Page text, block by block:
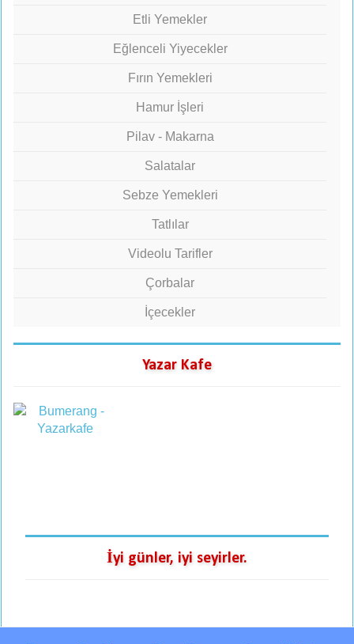
Etli Yemekler
Eğlenceli Yiyecekler
Fırın Yemekleri
Hamur İşleri
Pilav - Makarna
Salatalar
Sebze Yemekleri
Tatlılar
Videolu Tarifler
Çorbalar
İçecekler
Yazar Kafe
İyi günler, iyi seyirler.